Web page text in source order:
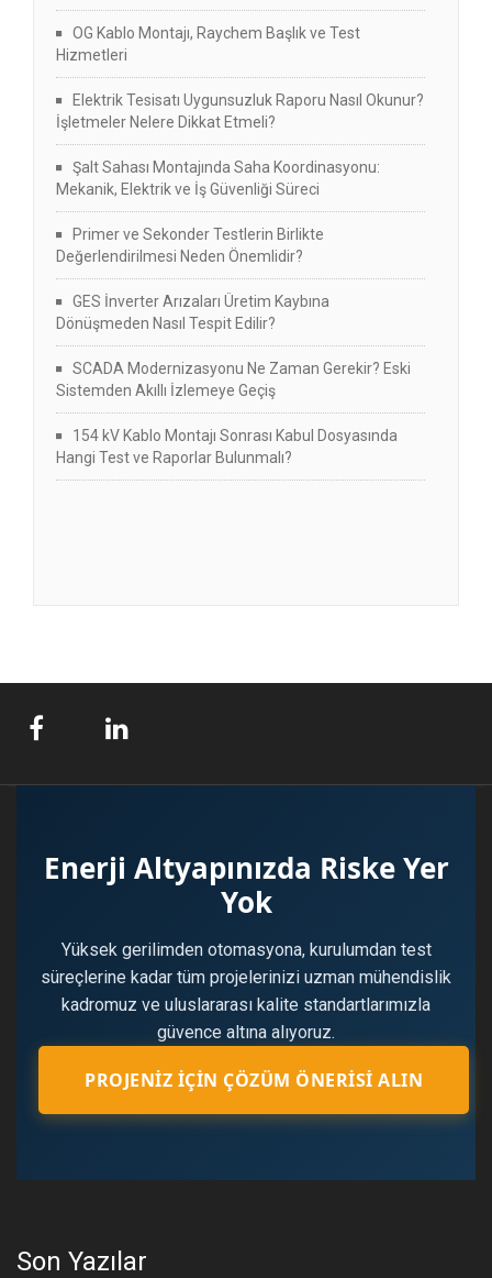
OG Kablo Montajı, Raychem Başlık ve Test
Hizmetleri
Elektrik Tesisatı Uygunsuzluk Raporu Nasıl Okunur?
İşletmeler Nelere Dikkat Etmeli?
Şalt Sahası Montajında Saha Koordinasyonu:
Mekanik, Elektrik ve İş Güvenliği Süreci
Primer ve Sekonder Testlerin Birlikte
Değerlendirilmesi Neden Önemlidir?
GES İnverter Arızaları Üretim Kaybına
Dönüşmeden Nasıl Tespit Edilir?
SCADA Modernizasyonu Ne Zaman Gerekir? Eski
Sistemden Akıllı İzlemeye Geçiş
154 kV Kablo Montajı Sonrası Kabul Dosyasında
Hangi Test ve Raporlar Bulunmalı?
Enerji Altyapınızda Riske Yer
Yok
Yüksek gerilimden otomasyona, kurulumdan test
süreçlerine kadar tüm projelerinizi uzman mühendislik
kadromuz ve uluslararası kalite standartlarımızla
güvence altına alıyoruz.
PROJENIZ İÇIN ÇÖZÜM ÖNERISI ALIN
Son Yazılar